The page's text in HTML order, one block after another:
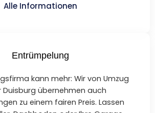
Alle Informationen
Entrümpelung
kann mehr: Wir von Umzug
Duisburg übernehmen auch
zu einem fairen Preis. Lassen